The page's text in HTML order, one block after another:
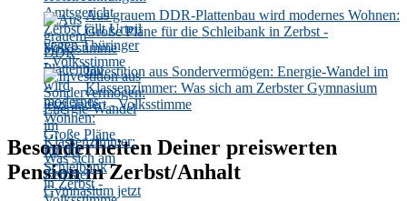
Aus grauem DDR-Plattenbau wird modernes Wohnen:
Große Pläne für die Schleibank in Zerbst -
Volksstimme
Investition aus Sondervermögen: Energie-Wandel im
Klassenzimmer: Was sich am Zerbster Gymnasium
jetzt ändert - Volksstimme
Besonderheiten Deiner preiswerten
Pension in Zerbst/Anhalt